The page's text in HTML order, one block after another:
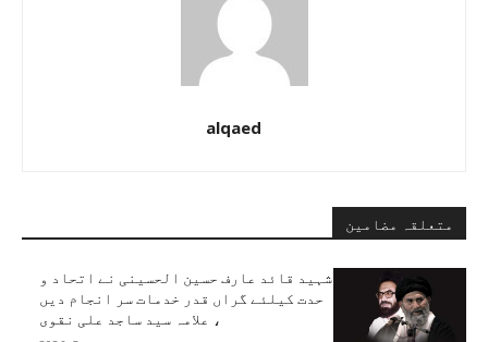
alqaed
متعلقہ مضامین
شہید قائد عارف حسین الحسینی نے اتحاد و
حدت کیلئے گراں قدر خدمات سر انجام دیں
، علامہ سید ساجد علی نقوی